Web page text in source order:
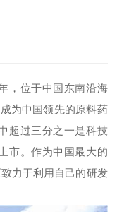
，位于中国东南沿海
为中国领先的原料药
超过三分之一是科技
市。作为中国最大的
力于利用自己的研发